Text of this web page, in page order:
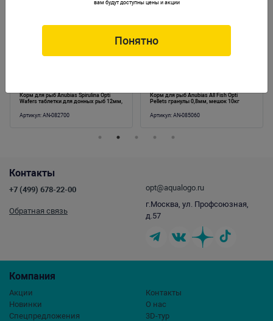
Корм для рыб Anubias Spirulina Opti
Wafers таблетки для донных рыб 12мм,
Артикул: AN-082700
Корм для рыб Anubias All Fish Opti
Pellets гранулы 0,8мм, мешок 10кг
Артикул: AN-085060
Компания
Акции
Новинки
Спецпредложения
Контакты
О нас
3D-тур
Контакты
+7 (499) 678-22-00
Обратная связь
opt@aqualogo.ru
г.Москва, ул. Профсоюзная,
д.57
вам будут доступны цены и акции
Понятно